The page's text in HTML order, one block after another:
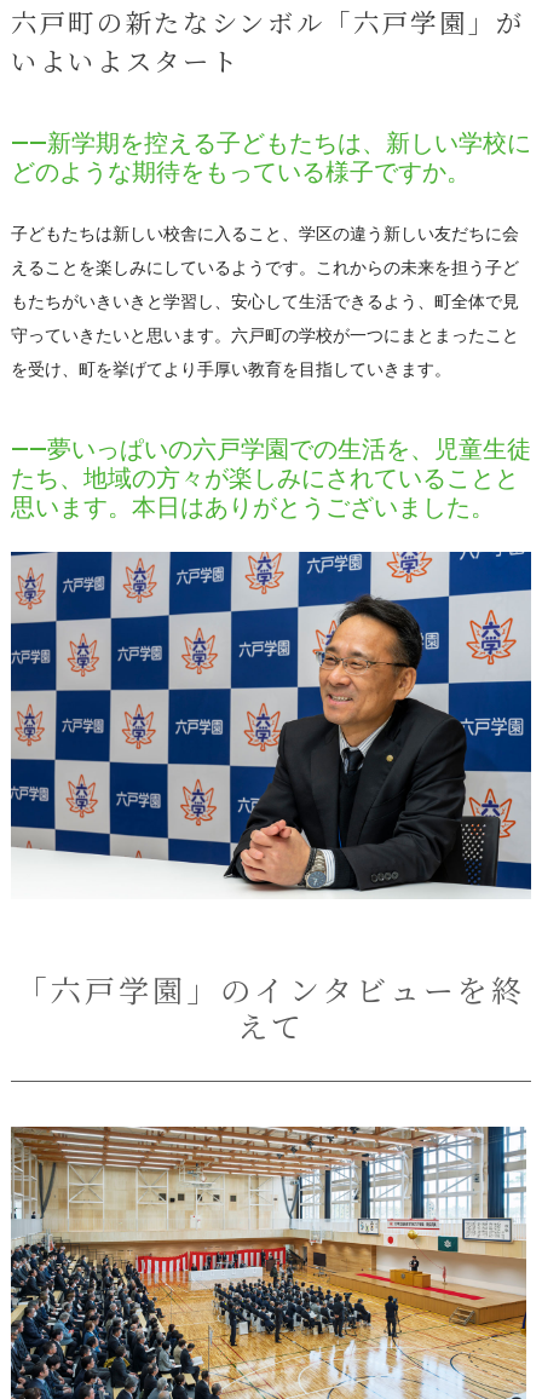
六戸町の新たなシンボル「六戸学園」が
いよいよスタート
――新学期を控える子どもたちは、新しい学校に
どのような期待をもっている様子ですか。
子どもたちは新しい校舎に入ること、学区の違う新しい友だちに会
えることを楽しみにしているようです。これからの未来を担う子ど
もたちがいきいきと学習し、安心して生活できるよう、町全体で見
守っていきたいと思います。六戸町の学校が一つにまとまったこと
を受け、町を挙げてより手厚い教育を目指していきます。
――夢いっぱいの六戸学園での生活を、児童生徒
たち、地域の方々が楽しみにされていることと
思います。本日はありがとうございました。
「六戸学園」のインタビューを終
えて